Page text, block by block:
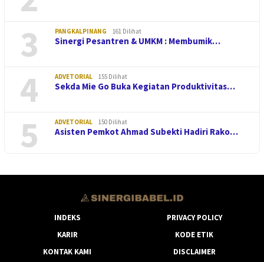
3 PANGKALPINANG 161 Dilihat
Sinergi Pesantren & UMKM : Membumik…
4 ADVETORIAL 155 Dilihat
Sekda Mie Go Buka Kegiatan Produktivitas…
5 ADVETORIAL 150 Dilihat
Asisten Pemkot Ahmad Subekti Hadiri Rako…
INDEKS
PRIVACY POLICY
KARIR
KODE ETIK
KONTAK KAMI
DISCLAIMER